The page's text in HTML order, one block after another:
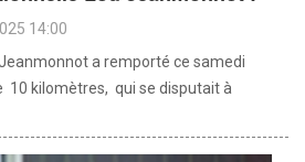
14:00
Jeanmonnot a remporté ce samedi
10 kilomètres, qui se disputait à